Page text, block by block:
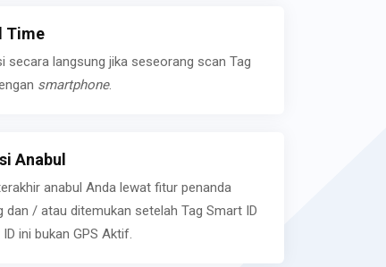
Time
secara langsung jika seseorang scan Tag
smartphone.
Anabul
anabul Anda lewat fitur penanda
dan / atau ditemukan setelah Tag Smart ID
ini bukan GPS Aktif.